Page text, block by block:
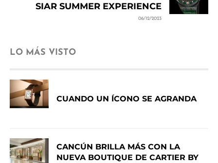
SIAR SUMMER EXPERIENCE
06/12/2023
LO MÁS VISTO
CUANDO UN ÍCONO SE AGRANDA
CANCÚN BRILLA MÁS CON LA
NUEVA BOUTIQUE DE CARTIER BY